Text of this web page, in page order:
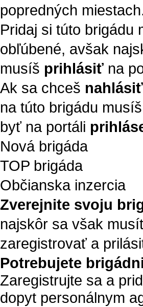
popredných
Pridaj si túto brigádu
obľúbené, avšak
musíš prihlásiť na
Ak sa chceš nahlásiť
na túto brigádu musíš
byť na portáli
Nová brigáda
TOP brigáda
Občianska inzercia
Zverejnite svoju
najskôr sa však
zaregistrovať a
Potrebujete
Zaregistrujte sa a
dopyt personálnym